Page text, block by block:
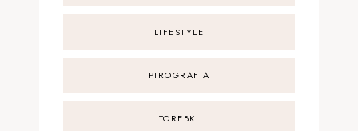
LIFESTYLE
PIROGRAFIA
TOREBKI